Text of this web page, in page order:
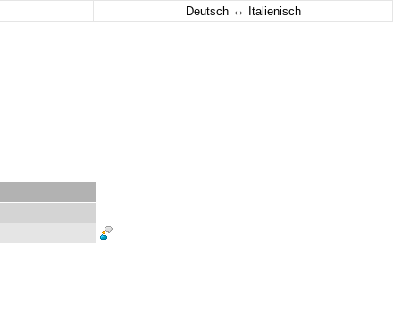
Deutsch ↔ Italienisch